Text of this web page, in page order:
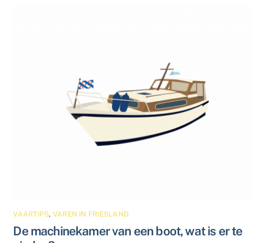
VAARTIPS, VAREN IN FRIESLAND
De machinekamer van een boot, wat is er te